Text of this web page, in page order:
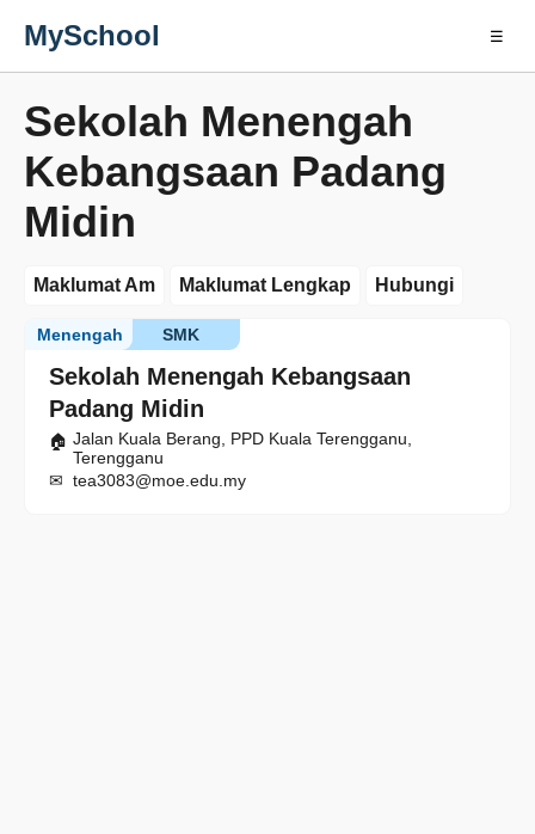
MySchool ☰
Sekolah Menengah
Kebangsaan Padang
Midin
Maklumat Am Maklumat Lengkap Hubungi
Sekolah Menengah Kebangsaan
Padang Midin
SMK
Menengah
Jalan Kuala Berang, PPD Kuala Terengganu,
Terengganu
tea3083@moe.edu.my